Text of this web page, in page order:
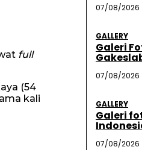
full
(54
kali
07/08/2026
GALLERY
Galeri
07/08/2026
GALLERY
Galeri
07/08/2026